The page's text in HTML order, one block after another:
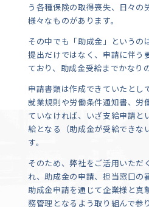
う各種保険の取得喪失、日々の
様々なものがあります。
その中でも「助成金」というの
提出だけではなく、申請に伴う
ており、助成金受給までかなり
申請書類は作成できていたとし
就業規則や労働条件通知書、労
ていなければ、いざ支給申請と
給となる（助成金が受給できな
す。
そのため、弊社をご活用いただ
れ、助成金の申請、担当窓口の
助成金申請を通じて企業様と真
務管理となるよう取り組んで参り